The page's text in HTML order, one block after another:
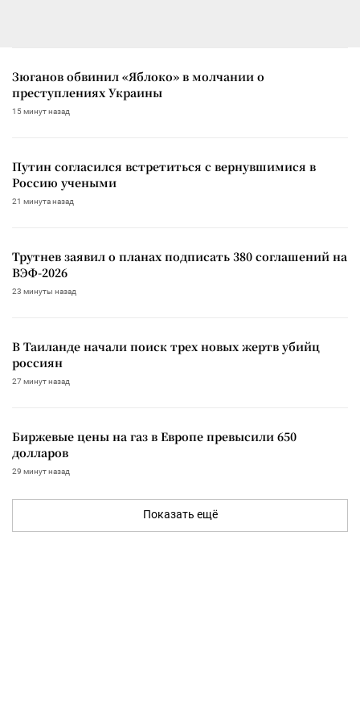
Зюганов обвинил «Яблоко» в молчании о
преступлениях Украины
15 минут назад
Путин согласился встретиться с вернувшимися в
Россию учеными
21 минута назад
Трутнев заявил о планах подписать 380 соглашений на
ВЭФ-2026
23 минуты назад
В Таиланде начали поиск трех новых жертв убийц
россиян
27 минут назад
Биржевые цены на газ в Европе превысили 650
долларов
29 минут назад
Показать ещё